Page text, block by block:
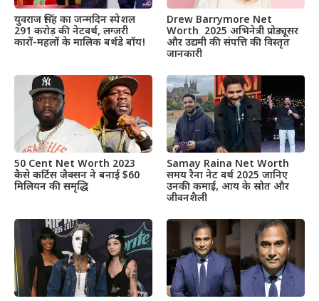
युवराज सिंह का जन्मदिन स्पेशल
291 करोड़ की नेटवर्थ, लग्जरी
कारों-महलों के मालिक बर्थडे बॉय!
Drew Barrymore Net
Worth 2025 अभिनेत्री प्रोड्यूसर
और उद्यमी की संपत्ति की विस्तृत
जानकारी
50 Cent Net Worth 2023
कैसे कर्टिस जैक्सन ने बनाई $60
मिलियन की समृद्धि
Samay Raina Net Worth
समय रैना नेट वर्थ 2025 जानिए
उनकी कमाई, आय के स्रोत और
जीवनशैली